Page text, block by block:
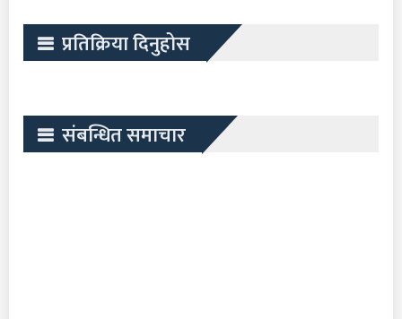
प्रतिक्रिया दिनुहोस
संबन्धित समाचार